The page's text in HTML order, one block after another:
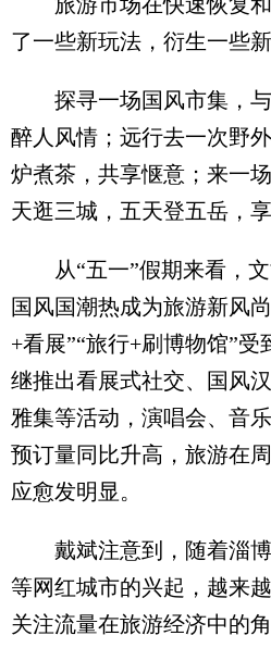
旅游市场在快速恢复和
了一些新玩法，衍生一些新
探寻一场国风市集，与
醉人风情；远行去一次野
炉煮茶，共享惬意；来一
天逛三城，五天登五岳，
从“五一”假期来看，文
国风国潮热成为旅游新风
+看展”“旅行+刷博物馆”
继推出看展式社交、国风
雅集等活动，演唱会、音
预订量同比升高，旅游在
应愈发明显。
戴斌注意到，随着淄博
等网红城市的兴起，越来
关注流量在旅游经济中的